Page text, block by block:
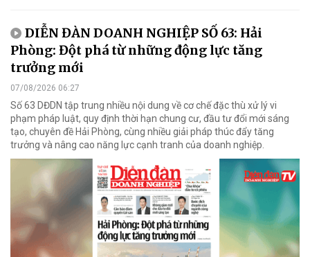
DIỄN ĐÀN DOANH NGHIỆP SỐ 63: Hải
Phòng: Đột phá từ những động lực tăng
trưởng mới
07/08/2026 06:27
Số 63 DĐDN tập trung nhiều nội dung về cơ chế đặc thù xử lý vi
phạm pháp luật, quy định thời hạn chung cư, đầu tư đổi mới sáng
tạo, chuyên đề Hải Phòng, cùng nhiều giải pháp thúc đẩy tăng
trưởng và nâng cao năng lực cạnh tranh của doanh nghiệp.